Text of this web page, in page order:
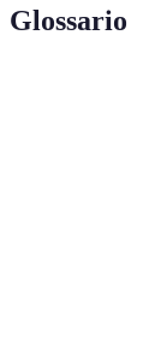
Glossario